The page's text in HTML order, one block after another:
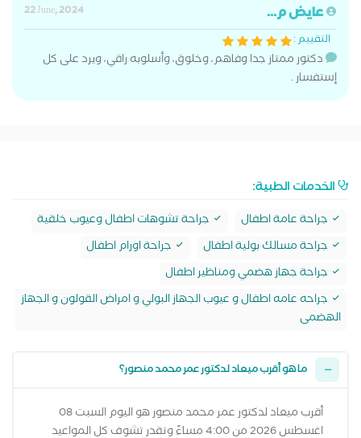
عايض م...
22 June, 2024
التقييم :
دكتور ممتاز جدا وفاهم، وخلوق، وأسلوبه راقي، ويرد على كل
إستفسار .
الخدمات الطبية:
جراحة عامة اطفال
جراحة تشوهات اطفال وعيوب خلقية
جراحة مسالك بولية اطفال
جراحة اورام اطفال
جراحة جهاز هضمي ومناظير اطفال
جراحه عامه اطفال و عيوب الجهاز البولي و امراض القولون و الجهاز
الهضمى
ما هو أقرب ميعاد لدكتور عمر محمد منصور؟
أقرب ميعاد لدكتور عمر محمد منصور هو اليوم السبت 08
اغسطس 2026 من 4:00 مساءً وتقدر تشوف كل المواعيد